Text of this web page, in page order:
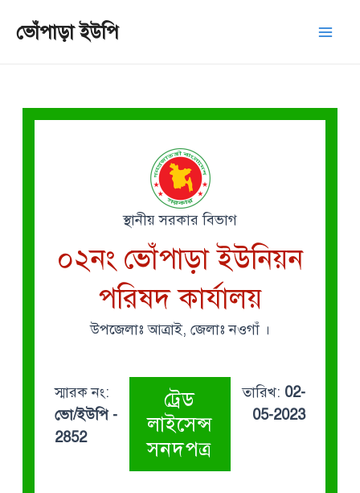
ভোঁপাড়া ইউপি
স্থানীয় সরকার বিভাগ
০২নং ভোঁপাড়া ইউনিয়ন
পরিষদ কার্যালয়
উপজেলাঃ আত্রাই, জেলাঃ নওগাঁ ।
স্মারক নং:
ভো/ইউপি -
2852
ট্রেড
লাইসেন্স
সনদপত্র
তারিখ: 02-
05-2023